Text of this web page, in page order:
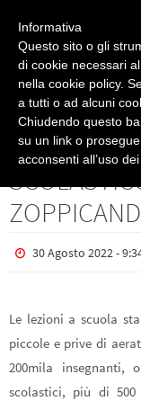
Scuola
NEWS 30/8/
SEMPRE
NEWS 30/
30 Agosto 2022 -
Le lezioni a scuola
piccole e prive di
200mila insegnanti,
scolastici, più di
Informativa
Questo sito o gli
di cookie necessari
nella cookie policy.
a tutti o ad alcuni
Chiudendo questo
su un link o
acconsenti all’uso dei